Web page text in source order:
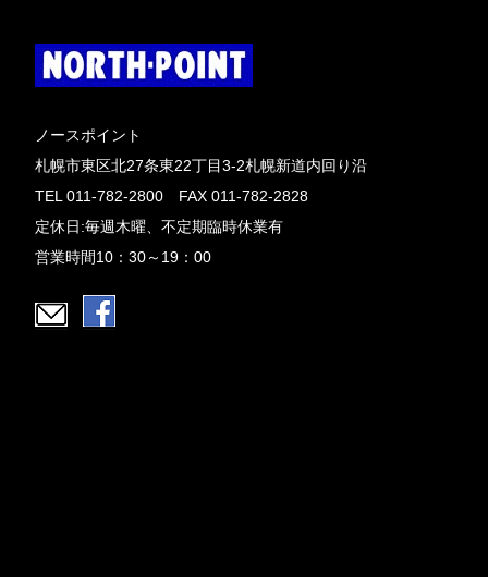
ノースポイント
札幌市東区北27条東22丁目3-2札幌新道内回り沿
TEL 011-782-2800 FAX 011-782-2828
定休日:毎週木曜、不定期臨時休業有
営業時間10：30～19：00